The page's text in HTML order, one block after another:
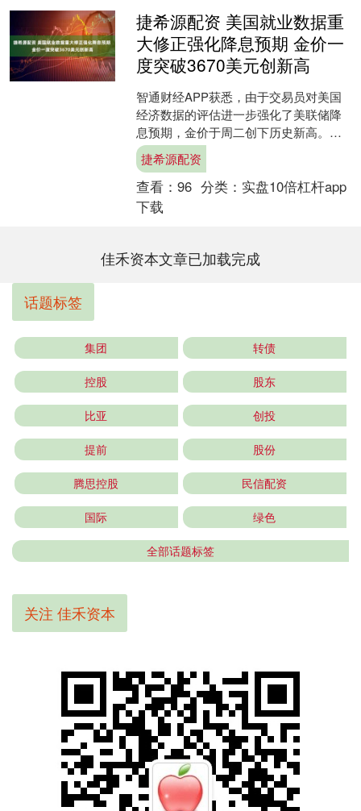
捷希源配资 美国就业数据重
大修正强化降息预期 金价一
度突破3670美元创新高
智通财经APP获悉，由于交易员对美国
经济数据的评估进一步强化了美联储降
息预期，金价于周二创下历史新高。金
价盘中一度突破每盎司3,674美元，随后
虽回落至3,64....
捷希源配资
查看： 96 分类： 实盘10倍杠杆app
下载
佳禾资本文章已加载完成
话题标签
集团 转债
控股 股东
比亚 创投
提前 股份
腾思控股 民信配资
国际 绿色
全部话题标签
关注 佳禾资本